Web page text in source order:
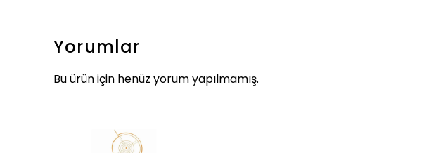
Yorumlar
Bu ürün için henüz yorum yapılmamış.